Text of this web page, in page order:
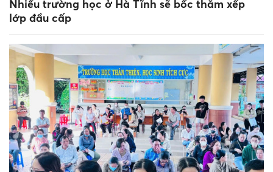
Nhiều trường học ở Hà Tĩnh sẽ bốc thăm xếp
lớp đầu cấp